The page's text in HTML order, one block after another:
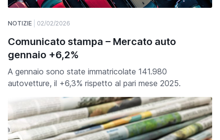
NOTIZIE 02/02/2026
Comunicato stampa – Mercato auto
gennaio +6,2%
A gennaio sono state immatricolate 141.980
autovetture, il +6,3% rispetto al pari mese 2025.